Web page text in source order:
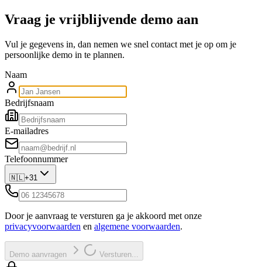
Vraag je vrijblijvende demo aan
Vul je gegevens in, dan nemen we snel contact met je op om je
persoonlijke demo in te plannen.
Naam
Bedrijfsnaam
E-mailadres
Telefoonnummer
🇳🇱+31
Door je aanvraag te versturen ga je akkoord met onze
privacyvoorwaarden en algemene voorwaarden.
Demo aanvragen Versturen...